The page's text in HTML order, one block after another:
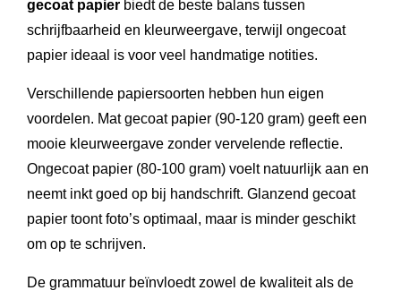
gecoat papier biedt de beste balans tussen
schrijfbaarheid en kleurweergave, terwijl ongecoat
papier ideaal is voor veel handmatige notities.
Verschillende papiersoorten hebben hun eigen
voordelen. Mat gecoat papier (90-120 gram) geeft een
mooie kleurweergave zonder vervelende reflectie.
Ongecoat papier (80-100 gram) voelt natuurlijk aan en
neemt inkt goed op bij handschrift. Glanzend gecoat
papier toont foto’s optimaal, maar is minder geschikt
om op te schrijven.
De grammatuur beïnvloedt zowel de kwaliteit als de